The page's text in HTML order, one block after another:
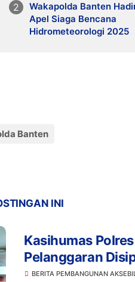
Wakapolda Banten
Apel Siaga Bencana
Hidrometeorologi 2025
Banten
INI
Kasihumas
Pelanggaran
Gadai Mobil
BERITA PEMBANGUNAN